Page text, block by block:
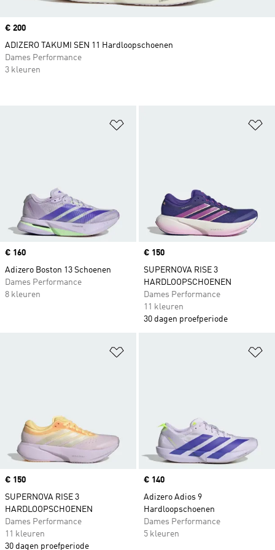
Price
€ 160
Adizero Boston 13 Schoenen
Dames Performance
8 kleuren
Price
€ 150
SUPERNOVA RISE 3
HARDLOOPSCHOENEN
Dames Performance
11 kleuren
30 dagen proefperiode
Price
€ 150
SUPERNOVA RISE 3
HARDLOOPSCHOENEN
Dames Performance
11 kleuren
30 dagen proefperiode
Price
€ 140
Adizero Adios 9
Hardloopschoenen
Dames Performance
5 kleuren
Price
€ 200
ADIZERO TAKUMI SEN 11 Hardloopschoenen
Dames Performance
3 kleuren